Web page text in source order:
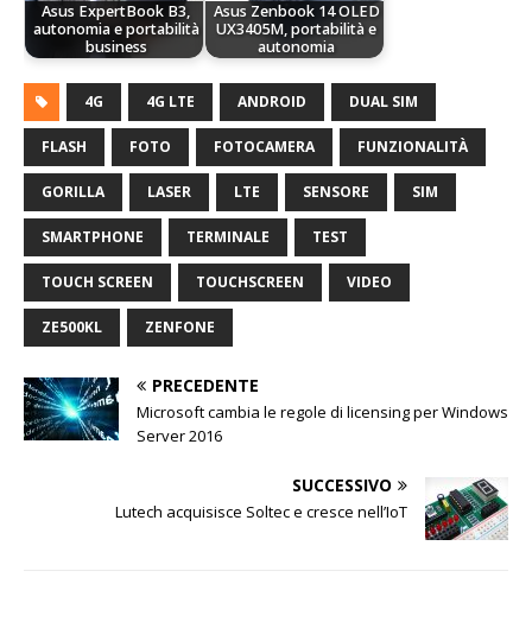
Asus ExpertBook B3,
autonomia e portabilità
business
Asus Zenbook 14 OLED
UX3405M, portabilità e
autonomia
4G 4G LTE ANDROID DUAL SIM
FLASH FOTO FOTOCAMERA FUNZIONALITÀ
GORILLA LASER LTE SENSORE SIM
SMARTPHONE TERMINALE TEST
TOUCH SCREEN TOUCHSCREEN VIDEO
ZE500KL ZENFONE
PRECEDENTE
Microsoft cambia le regole di licensing per Windows
Server 2016
SUCCESSIVO
Lutech acquisisce Soltec e cresce nell’IoT